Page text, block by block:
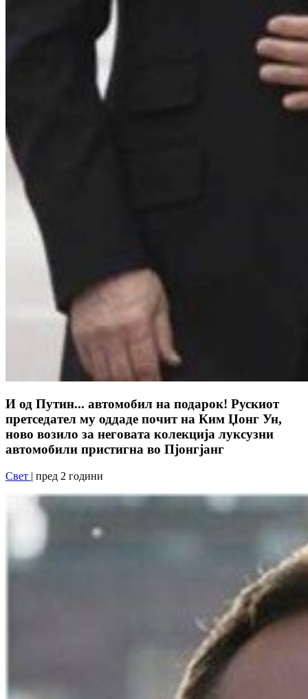
И од Путин... автомобил на подарок! Рускиот
претседател му оддаде почит на Ким Џонг Ун,
ново возило за неговата колекција луксузни
автомобили пристигна во Пјонгјанг
Свет | пред 2 години